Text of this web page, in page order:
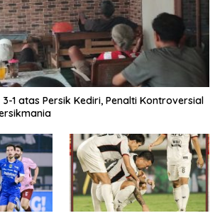
1 atas Persik Kediri, Penalti Kontroversial